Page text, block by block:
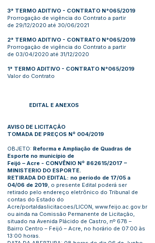
3° TERMO ADITIVO - CONTRATO N°065/2019
Prorrogação de vigência do Contrato a partir
de 29/12/2020 até 30/06/2021
2° TERMO ADITIVO - CONTRATO N°065/2019
Prorrogação de vigência do Contrato a partir
de 03/04/2020 até 31/12/2020
1° TERMO ADITIVO - CONTRATO N°065/2019
Valor do Contrato
EDITAL E ANEXOS
AVISO DE LICITAÇÃO
TOMADA DE PREÇOS Nº 004/2019
OBJETO: Reforma e Ampliação de Quadras de
Esporte no município de
Feijó – Acre - CONVÊNIO Nº 862615/2017 –
MINISTERIO DO ESPORTE.
RETIRADA DO EDITAL: no período de 17/05 a
04/06 de 2019, o presente Edital poderá ser
retirado pelo endereço eletrônico do Tribunal de
contas do Estado do
Acre/portaldaslicitacoes/LICON, www.feijo.ac.gov.br
ou ainda na Comissão Permanente de Licitação,
situado na Avenida Plácido de Castro, nº 678 –
Bairro Centro – Feijó – Acre, no horário de 07:00 às
13:00 horas.